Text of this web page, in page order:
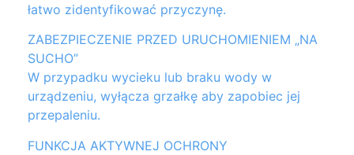
łatwo zidentyfikować przyczynę.
ZABEZPIECZENIE PRZED URUCHOMIENIEM „NA
SUCHO”
W przypadku wycieku lub braku wody w
urządzeniu, wyłącza grzałkę aby zapobiec jej
przepaleniu.
FUNKCJA AKTYWNEJ OCHRONY